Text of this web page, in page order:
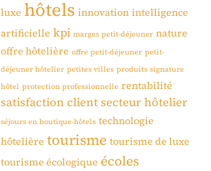
luxe hôtels innovation intelligence
artificielle kpi marges petit-déjeuner nature
offre hôtelière offre petit-déjeuner petit-
déjeuner hôtelier petites villes produits signature
hôtel protection professionnelle rentabilité
satisfaction clientsecteur hôtelier
séjours en boutique-hôtels technologie
hôtelière tourisme tourisme de luxe
tourisme écologique écoles